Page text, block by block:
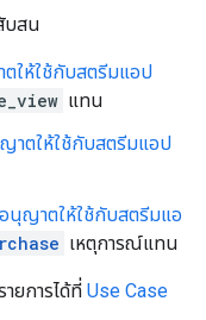
บสน
ให้ใช้กับสตรีมแอป
แทน
าตให้ใช้กับสตรีมแอป
นุญาตให้ใช้กับสตรีมแอ
เหตุการณ์แทน
ยการได้ที่ Use Case